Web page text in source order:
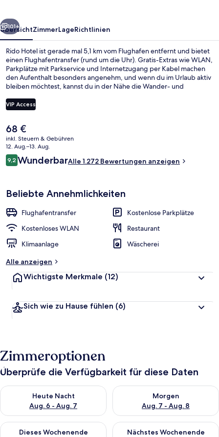
Weiter
101+
ÜbersichtZimmerLageRichtlinien
Rido Hotel ist gerade mal 5,1 km vom Flughafen entfernt und bietet
einen Flughafentransfer (rund um die Uhr). Gratis-Extras wie WLAN,
Parkplätze mit Parkservice und Internetzugang per Kabel machen
den Aufenthalt besonders angenehm, und wenn du im Urlaub aktiv
bleiben möchtest, kannst du in der Nähe die Wander- und
höchstens 10 Gehminuten entfernt von: Daan Park und Blumen-
und Jademarkt Jianguo. Andere Reisende schätzen die Lage für die
Verkehrsmitteln: Die U-Bahn-Station Daan Park ist 3 und die
Dongmen Bahnhof ist 7 Gehminuten entfernt.
VIP Access
Der
aktuelle
Preis
beträgt
68 €.
68 €
inkl. Steuern & Gebühren
12. Aug.–13. Aug.
Bewertungen
9,29,2 von 10.
WunderbarAlle 1.272 Bewertungen anzeigen
Beliebte Annehmlichkeiten
Flughafentransfer
Kostenlose Parkplätze
Kostenloses WLAN
Restaurant
Klimaanlage
Wäscherei
Alle anzeigen
Wichtigste Merkmale (12)
Sich wie zu Hause fühlen (6)
Zimmeroptionen
Überprüfe die Verfügbarkeit für diese Daten
Heute Nacht
Aug. 6 - Aug. 7
Überprüfe die Verfügbarkeit für heute Nacht, Aug. 6 - Aug. 7.
Morgen
Aug. 7 - Aug. 8
Überprüfe die Verfügbarkeit
Dieses Wochenende
Überprüfe die Verfügbarkeit für dieses Wochenende, Aug. 7
Nächstes Wochenende
Überprüfe die Verfügbarkeit